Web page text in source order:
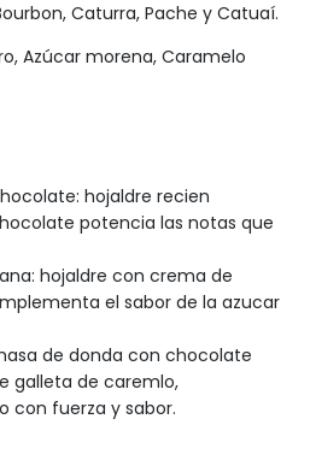
Caturra, Pache y Catuaí.
Azúcar morena, Caramelo
hojaldre recien
potencia las notas que
hojaldre con crema de
el sabor de la azucar
de donda con chocolate
galleta de caremlo,
con fuerza y sabor.